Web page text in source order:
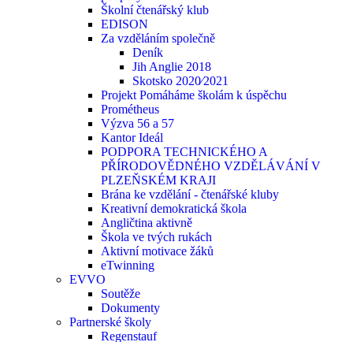
Školní čtenářský klub
EDISON
Za vzděláním společně
Deník
Jih Anglie 2018
Skotsko 2020⁄2021
Projekt Pomáháme školám k úspěchu
Prométheus
Výzva 56 a 57
Kantor Ideál
PODPORA TECHNICKÉHO A
PŘÍRODOVĚDNÉHO VZDĚLÁVÁNÍ V
PLZEŇSKÉM KRAJI
Brána ke vzdělání - čtenářské kluby
Kreativní demokratická škola
Angličtina aktivně
Škola ve tvých rukách
Aktivní motivace žáků
eTwinning
EVVO
Soutěže
Dokumenty
Partnerské školy
Regenstauf